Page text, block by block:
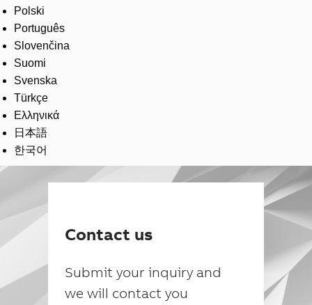
Polski
Português
Slovenčina
Suomi
Svenska
Türkçe
Ελληνικά
日本語
한국어
Contact us
Submit your inquiry and
we will contact you